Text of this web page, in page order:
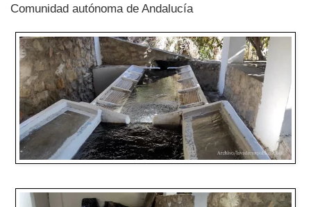
Comunidad autónoma de Andalucía